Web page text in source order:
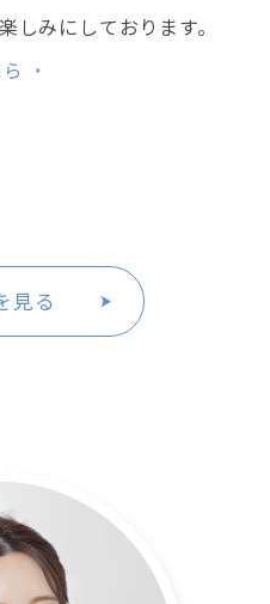
しみにしております。
見る